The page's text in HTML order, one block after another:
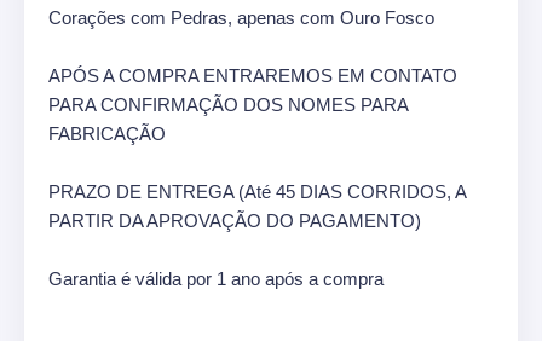
Corações com Pedras, apenas com Ouro Fosco
APÓS A COMPRA ENTRAREMOS EM CONTATO
PARA CONFIRMAÇÃO DOS NOMES PARA
FABRICAÇÃO
PRAZO DE ENTREGA (Até 45 DIAS CORRIDOS, A
PARTIR DA APROVAÇÃO DO PAGAMENTO)
Garantia é válida por 1 ano após a compra